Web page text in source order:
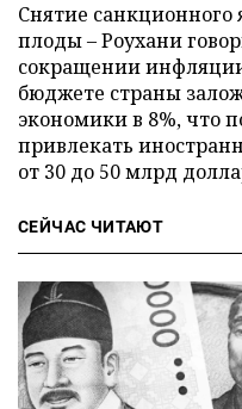
Снятие
плоды – Роухани
сокращении инфляции
бюджете страны
экономики в 8%, что
привлекать
от 30 до 50 млрд
СЕЙЧАС ЧИТАЮТ